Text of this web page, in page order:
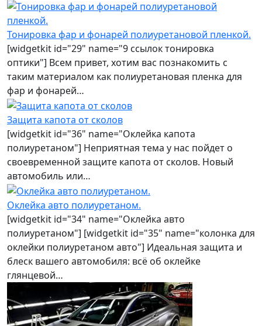
Тонировка фар и фонарей полиуретановой пленкой.
[widgetkit id="29" name="9 ссылок тонировка
оптики"] Всем привет, хотим вас познакомить с
таким материалом как полиуретановая пленка для
фар и фонарей…
Защита капота от сколов
[widgetkit id="36" name="Оклейка капота
полиуретаном"] Неприятная тема у нас пойдет о
своевременной защите капота от сколов. Новый
автомобиль или…
Оклейка авто полиуретаном.
[widgetkit id="34" name="Оклейка авто
полиуретаном"] [widgetkit id="35" name="колонка для
оклейки полиуретаном авто"] Идеальная защита и
блеск вашего автомобиля: всё об оклейке
глянцевой…